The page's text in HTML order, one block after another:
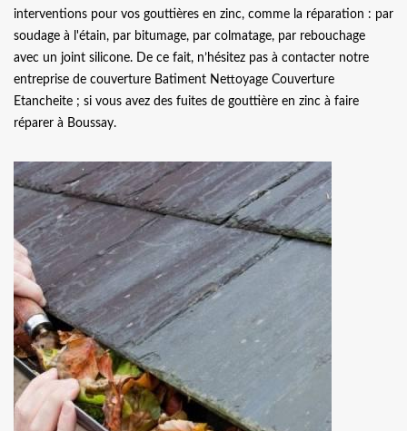
interventions pour vos gouttières en zinc, comme la réparation : par
soudage à l'étain, par bitumage, par colmatage, par rebouchage
avec un joint silicone. De ce fait, n’hésitez pas à contacter notre
entreprise de couverture Batiment Nettoyage Couverture
Etancheite ; si vous avez des fuites de gouttière en zinc à faire
réparer à Boussay.